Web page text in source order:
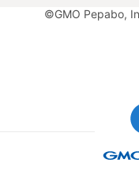
©GMO Pepabo,